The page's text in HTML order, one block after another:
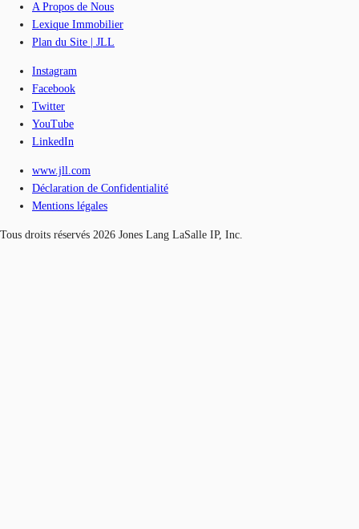
A Propos de Nous
Lexique Immobilier
Plan du Site | JLL
Instagram
Facebook
Twitter
YouTube
LinkedIn
www.jll.com
Déclaration de Confidentialité
Mentions légales
Tous droits réservés 2026 Jones Lang LaSalle IP, Inc.